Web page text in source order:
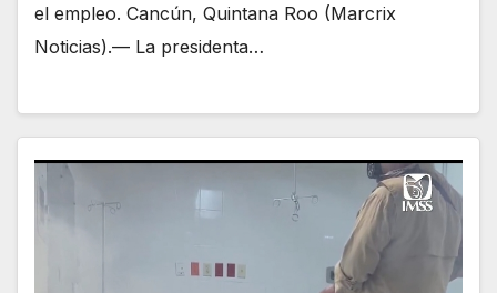
el empleo. Cancún, Quintana Roo (Marcrix
Noticias).— La presidenta…